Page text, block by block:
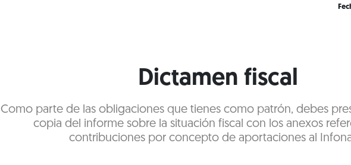
Dictamen fiscal
Como parte de las obligaciones que tienes como patrón, debes
copia del informe sobre la situación fiscal con los anexos
contribuciones por concepto de aportaciones al